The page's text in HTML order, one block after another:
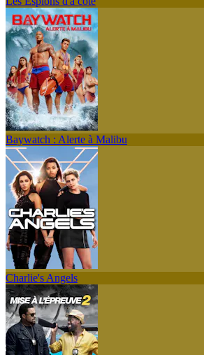
Baywatch : Alerte à Malibu
Charlie's Angels